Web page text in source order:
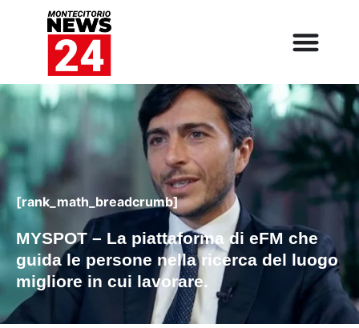
[rank_math_breadcrumb]
MYSPOT – La piattaforma di eFM che
guida le persone nella ricerca del luogo
migliore in cui lavorare.